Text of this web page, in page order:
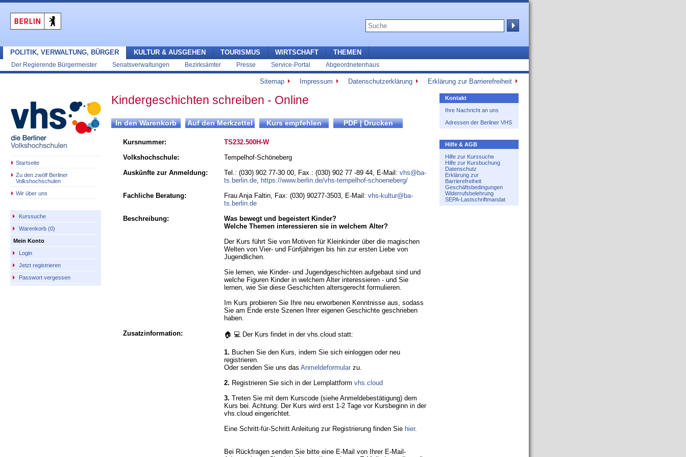
POLITIK, VERWALTUNG, BÜRGER
Der Regierende Bürgermeister Senatsverwaltungen Bezirksämter Presse Service-Portal Abgeordnetenhaus
KULTUR & AUSGEHEN TOURISMUS WIRTSCHAFT THEMEN
Sitemap Impressum Datenschutzerklärung Erklärung zur Barrierefreiheit
Startseite
Zu den zwölf Berliner
Volkshochschulen
Wir über uns
Kurssuche
Warenkorb (0)
Mein Konto
Login
Jetzt registrieren
Passwort vergessen
Kontakt
Ihre Nachricht an uns
Adressen der Berliner VHS
Hilfe & AGB
Hilfe zur Kurssuche
Hilfe zur Kursbuchung
Datenschutz
Erklärung zur
Barrierefreiheit
Geschäftsbedingungen
Widerrufsbelehrung
SEPA-Lastschriftmandat
Kindergeschichten schreiben - Online
Kursnummer:
TS232.500H-W
Volkshochschule:
Tempelhof-Schöneberg
Auskünfte zur Anmeldung:
Tel.: (030) 902 77-30 00, Fax.: (030) 902 77 -89 44, E-Mail: vhs@ba-
ts.berlin.de, https://www.berlin.de/vhs-tempelhof-schoeneberg/
Fachliche Beratung:
Frau Anja Faltin, Fax: (030) 90277-3503, E-Mail: vhs-kultur@ba-
ts.berlin.de
Beschreibung:
Was bewegt und begeistert Kinder?
Welche Themen interessieren sie in welchem Alter?
Der Kurs führt Sie von Motiven für Kleinkinder über die magischen
Welten von Vier- und Fünfjährigen bis hin zur ersten Liebe von
Jugendlichen.
Sie lernen, wie Kinder- und Jugendgeschichten aufgebaut sind und
welche Figuren Kinder in welchem Alter interessieren - und Sie
lernen, wie Sie diese Geschichten altersgerecht formulieren.
Im Kurs probieren Sie Ihre neu erworbenen Kenntnisse aus, sodass
Sie am Ende erste Szenen Ihrer eigenen Geschichte geschrieben
haben.
Zusatzinformation:
🏠 💻 Der Kurs findet in der vhs.cloud statt:
1. Buchen Sie den Kurs, indem Sie sich einloggen oder neu
registrieren.
Oder senden Sie uns das Anmeldeformular zu.
2. Registrieren Sie sich in der Lernplattform vhs.cloud
3. Treten Sie mit dem Kurscode (siehe Anmeldebestätigung) dem
Kurs bei. Achtung: Der Kurs wird erst 1-2 Tage vor Kursbeginn in der
vhs.cloud eingerichtet.
Eine Schritt-für-Schritt Anleitung zur Registrierung finden Sie hier.
Bei Rückfragen senden Sie bitte eine E-Mail von Ihrer E-Mail-